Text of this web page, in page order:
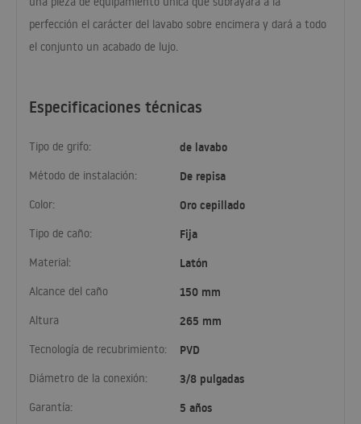
Especificaciones técnicas
Tipo de grifo: de lavabo
Método de instalación: De repisa
Color: Oro cepillado
Tipo de caño: Fija
Material: Latón
Alcance del caño 150 mm
Altura 265 mm
Tecnología de recubrimiento: PVD
Diámetro de la conexión: 3/8 pulgadas
Garantía: 5 años
perfección el carácter del lavabo sobre encimera y dará a todo
el conjunto un acabado de lujo.